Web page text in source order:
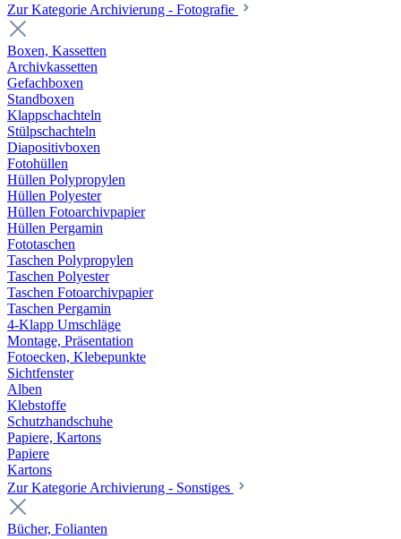
Zur Kategorie Archivierung - Fotografie
Boxen, Kassetten
Archivkassetten
Gefachboxen
Standboxen
Klappschachteln
Stülpschachteln
Diapositivboxen
Fotohüllen
Hüllen Polypropylen
Hüllen Polyester
Hüllen Fotoarchivpapier
Hüllen Pergamin
Fototaschen
Taschen Polypropylen
Taschen Polyester
Taschen Fotoarchivpapier
Taschen Pergamin
4-Klapp Umschläge
Montage, Präsentation
Fotoecken, Klebepunkte
Sichtfenster
Alben
Klebstoffe
Schutzhandschuhe
Papiere, Kartons
Papiere
Kartons
Zur Kategorie Archivierung - Sonstiges
Bücher, Folianten